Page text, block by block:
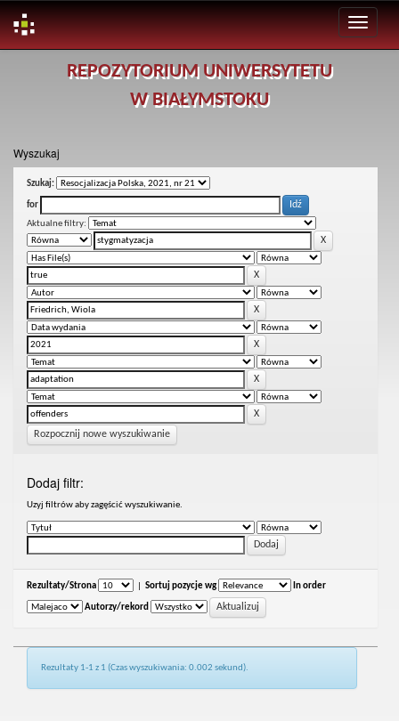
REPOZYTORIUM UNIWERSYTETU
W BIAŁYMSTOKU
Wyszukaj
Szukaj:
for
Aktualne filtry:
Rozpocznij nowe wyszukiwanie
Dodaj filtr:
Uzyj filtrów aby zagęścić wyszukiwanie.
Rezultaty/Strona Sortuj pozycje wg In order
Autorzy/rekord
Rezultaty 1-1 z 1 (Czas wyszukiwania: 0.002 sekund).